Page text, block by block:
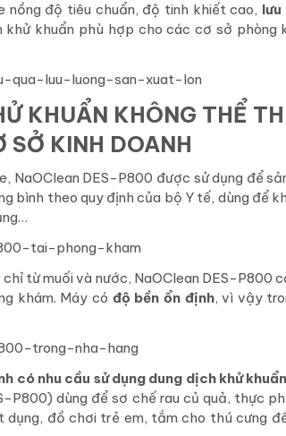
nồng độ tiêu chuẩn, độ tinh khiết cao,
khuẩn phù hợp cho các cơ sở phòng
KHUẨN KHÔNG THỂ
SỞ KINH DOANH
NaOClean DES-P800 được sử dụng để
bình theo quy định của bộ Y tế, dùng để
từ muối và nước, NaOClean DES-P800
khám. Máy có độ bền ổn định, vì vậy
có nhu cầu sử dụng dung dịch khử
P800) dùng để sơ chế rau củ quả, thực
đồ chơi trẻ em, tắm cho thú cưng